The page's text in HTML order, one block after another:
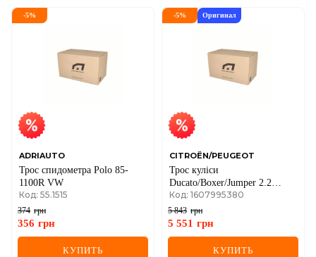
-5%
ADRIAUTO
Трос спидометра Polo 85-
1100R VW
Код: 55.1515
374 грн
356 грн
КУПИТЬ
-5% Оригинал
CITROËN/PEUGEOT
Трос куліси
Ducato/Boxer/Jumper 2.2
D/HDi 06-
Код: 1607995380
5 843 грн
5 551 грн
КУПИТЬ